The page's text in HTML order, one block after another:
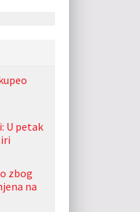
U petak
zbog
na